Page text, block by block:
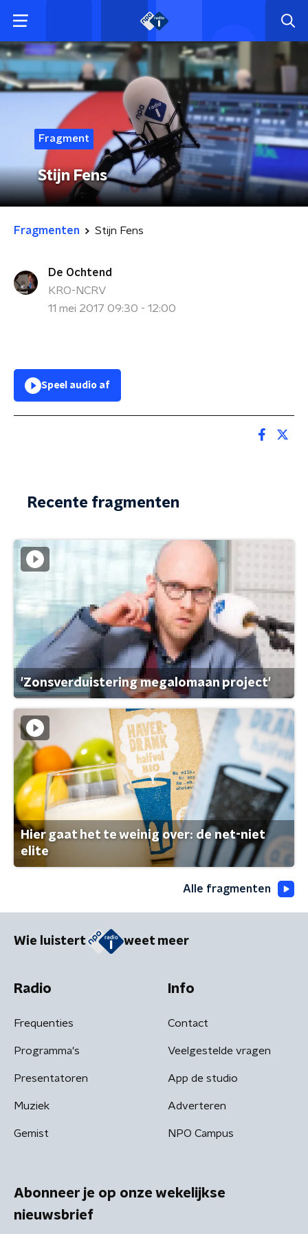
Fragment
Stijn Fens
Fragmenten Stijn Fens
De Ochtend
KRO-NCRV
11 mei 2017 09:30 - 12:00
Speel audio af
Recente fragmenten
'Zonsverduistering megalomaan project'
Hier gaat het te weinig over: de net-niet
elite
Alle fragmenten
Wie luistert weet meer
Radio
Frequenties
Programma's
Presentatoren
Muziek
Gemist
Info
Contact
Veelgestelde vragen
App de studio
Adverteren
NPO Campus
Abonneer je op onze wekelijkse
nieuwsbrief